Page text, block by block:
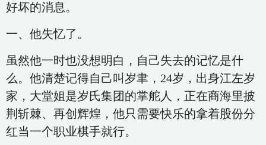
好坏的消息。
一、他失忆了。
虽然他一时也没想明白，自己失去的记忆是什
么。他清楚记得自己叫岁聿，24岁，出身江左岁
家，大堂姐是岁氏集团的掌舵人，正在商海里披
荆斩棘、再创辉煌，他只需要快乐的拿着股份分
红当一个职业棋手就行。